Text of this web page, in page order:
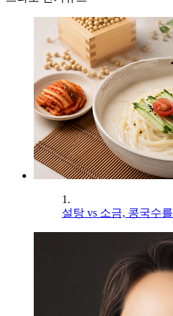
1.
설탕 vs 소금, 콩국수